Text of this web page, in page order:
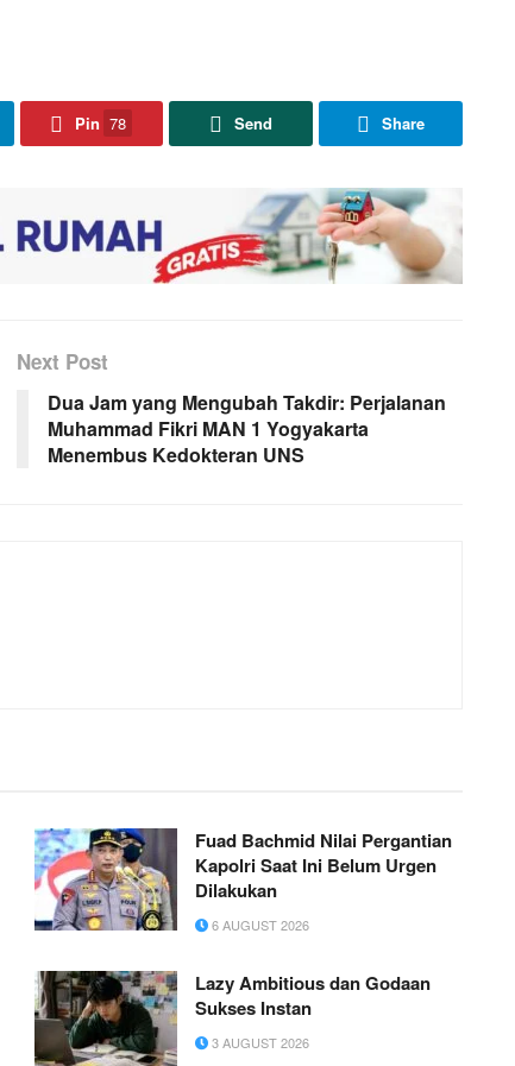
Pin 78 Send Share
Next Post
Dua Jam yang Mengubah Takdir: Perjalanan
Muhammad Fikri MAN 1 Yogyakarta
Menembus Kedokteran UNS
Fuad Bachmid Nilai Pergantian
Kapolri Saat Ini Belum Urgen
Dilakukan
6 AUGUST 2026
Lazy Ambitious dan Godaan
Sukses Instan
3 AUGUST 2026